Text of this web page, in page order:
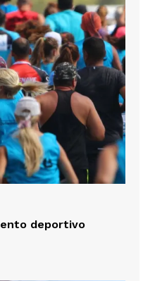
deportivo